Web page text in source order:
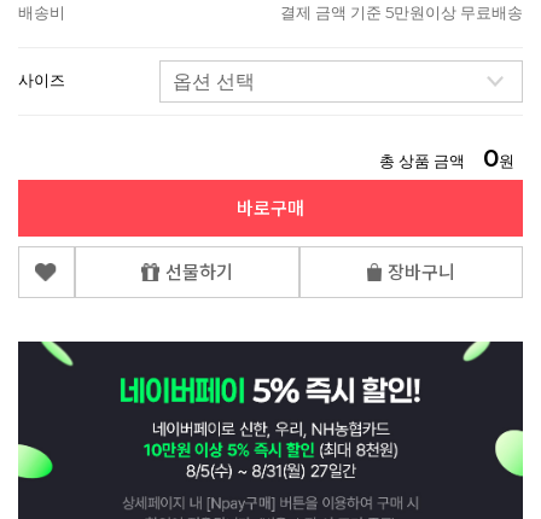
배송비
결제 금액 기준 5만원이상 무료배송
사이즈
총 상품 금액 0원
바로구매
선물하기 장바구니